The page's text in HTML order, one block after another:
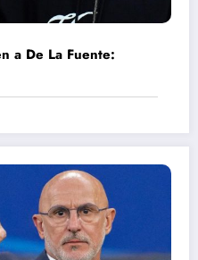
a De La Fuente: